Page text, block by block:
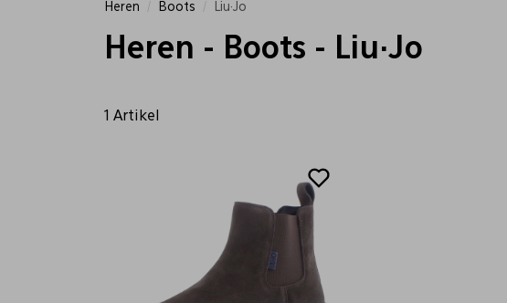
Heren Boots Liu·Jo
Heren - Boots - Liu·Jo
1 Artikel